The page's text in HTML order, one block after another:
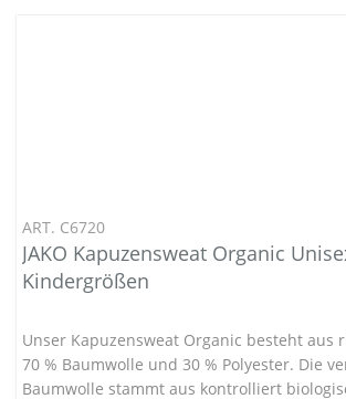
ART. C6720
JAKO Kapuzensweat Organic
Kindergrößen
Unser Kapuzensweat Organic besteht aus
70 % Baumwolle und 30 % Polyester. Die
Baumwolle stammt aus kontrolliert